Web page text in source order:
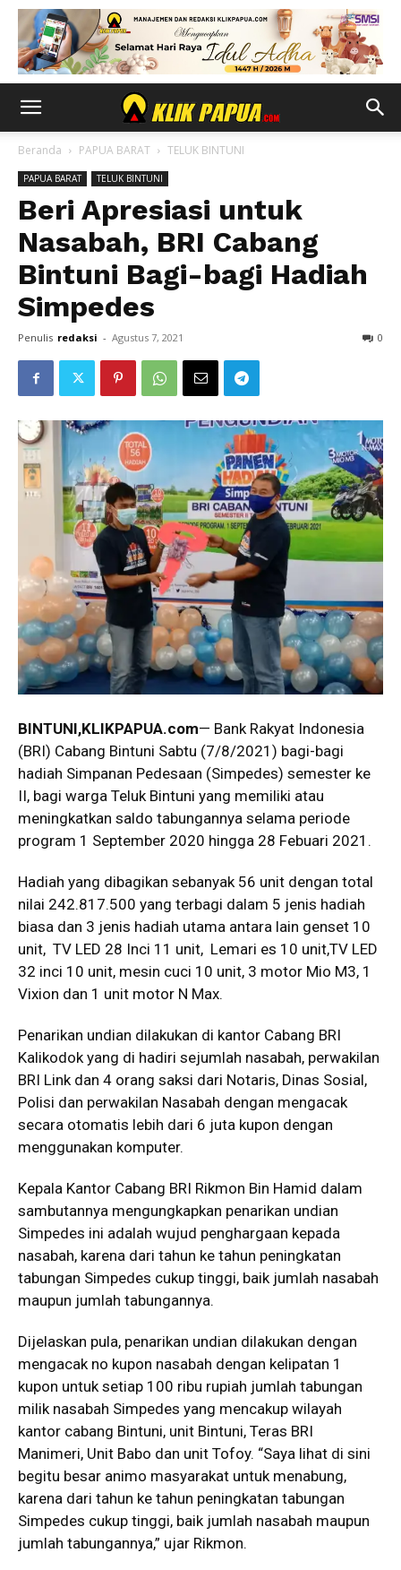
Beranda PAPUA BARAT TELUK BINTUNI
PAPUA BARAT TELUK BINTUNI
Beri Apresiasi untuk
Nasabah, BRI Cabang
Bintuni Bagi-bagi Hadiah
Simpedes
Penulis redaksi - Agustus 7, 2021 0
BINTUNI,KLIKPAPUA.com— Bank Rakyat Indonesia
(BRI) Cabang Bintuni Sabtu (7/8/2021) bagi-bagi
hadiah Simpanan Pedesaan (Simpedes) semester ke
II, bagi warga Teluk Bintuni yang memiliki atau
meningkatkan saldo tabungannya selama periode
program 1 September 2020 hingga 28 Febuari 2021.
Hadiah yang dibagikan sebanyak 56 unit dengan total
nilai 242.817.500 yang terbagi dalam 5 jenis hadiah
biasa dan 3 jenis hadiah utama antara lain genset 10
unit, TV LED 28 Inci 11 unit, Lemari es 10 unit,TV LED
32 inci 10 unit, mesin cuci 10 unit, 3 motor Mio M3, 1
Vixion dan 1 unit motor N Max.
Penarikan undian dilakukan di kantor Cabang BRI
Kalikodok yang di hadiri sejumlah nasabah, perwakilan
BRI Link dan 4 orang saksi dari Notaris, Dinas Sosial,
Polisi dan perwakilan Nasabah dengan mengacak
secara otomatis lebih dari 6 juta kupon dengan
menggunakan komputer.
Kepala Kantor Cabang BRI Rikmon Bin Hamid dalam
sambutannya mengungkapkan penarikan undian
Simpedes ini adalah wujud penghargaan kepada
nasabah, karena dari tahun ke tahun peningkatan
tabungan Simpedes cukup tinggi, baik jumlah nasabah
maupun jumlah tabungannya.
Dijelaskan pula, penarikan undian dilakukan dengan
mengacak no kupon nasabah dengan kelipatan 1
kupon untuk setiap 100 ribu rupiah jumlah tabungan
milik nasabah Simpedes yang mencakup wilayah
kantor cabang Bintuni, unit Bintuni, Teras BRI
Manimeri, Unit Babo dan unit Tofoy. “Saya lihat di sini
begitu besar animo masyarakat untuk menabung,
karena dari tahun ke tahun peningkatan tabungan
Simpedes cukup tinggi, baik jumlah nasabah maupun
jumlah tabungannya,” ujar Rikmon.